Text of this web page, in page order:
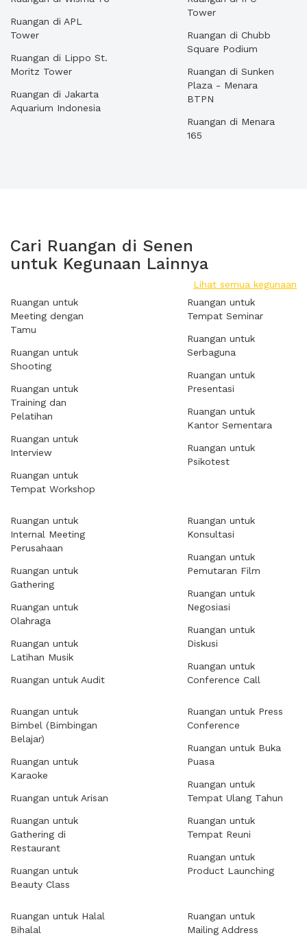
Ruangan di APL
Tower
Ruangan di Lippo St.
Moritz Tower
Ruangan di Jakarta
Aquarium Indonesia
Tower
Ruangan di Chubb
Square Podium
Ruangan di Sunken
Plaza - Menara
BTPN
Ruangan di Menara
165
Cari Ruangan di Senen
untuk Kegunaan Lainnya
Lihat semua kegunaan
Ruangan untuk
Meeting dengan
Tamu
Ruangan untuk
Shooting
Ruangan untuk
Training dan
Pelatihan
Ruangan untuk
Interview
Ruangan untuk
Tempat Workshop
Ruangan untuk
Tempat Seminar
Ruangan untuk
Serbaguna
Ruangan untuk
Presentasi
Ruangan untuk
Kantor Sementara
Ruangan untuk
Psikotest
Ruangan untuk
Internal Meeting
Perusahaan
Ruangan untuk
Gathering
Ruangan untuk
Olahraga
Ruangan untuk
Latihan Musik
Ruangan untuk Audit
Ruangan untuk
Konsultasi
Ruangan untuk
Pemutaran Film
Ruangan untuk
Negosiasi
Ruangan untuk
Diskusi
Ruangan untuk
Conference Call
Ruangan untuk
Bimbel (Bimbingan
Belajar)
Ruangan untuk
Karaoke
Ruangan untuk Arisan
Ruangan untuk
Gathering di
Restaurant
Ruangan untuk
Beauty Class
Ruangan untuk Press
Conference
Ruangan untuk Buka
Puasa
Ruangan untuk
Tempat Ulang Tahun
Ruangan untuk
Tempat Reuni
Ruangan untuk
Product Launching
Ruangan untuk Halal
Bihalal
Ruangan untuk
Mailing Address